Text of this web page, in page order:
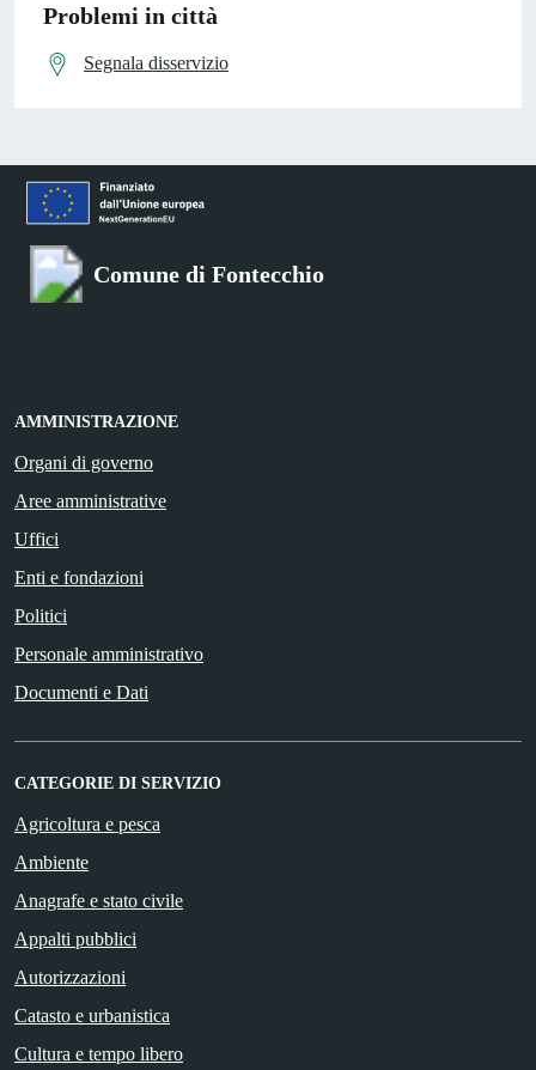
Problemi in città
Segnala disservizio
Comune di Fontecchio
AMMINISTRAZIONE
Organi di governo
Aree amministrative
Uffici
Enti e fondazioni
Politici
Personale amministrativo
Documenti e Dati
CATEGORIE DI SERVIZIO
Agricoltura e pesca
Ambiente
Anagrafe e stato civile
Appalti pubblici
Autorizzazioni
Catasto e urbanistica
Cultura e tempo libero